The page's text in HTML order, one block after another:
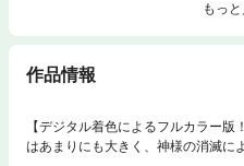
もっ
作品情報
【デジタル着色によるフルカラー
はあまりにも大きく、神様の消滅に